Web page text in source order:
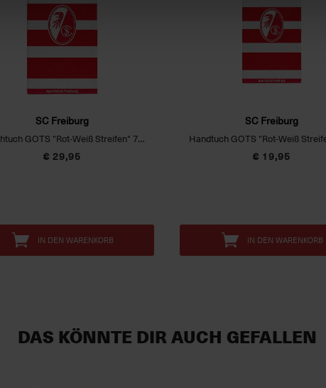
SC Freiburg
Duschtuch GOTS "Rot-Weiß Streifen" 70 x 140 cm
€ 29,95
IN DEN WARENKORB
SC Freiburg
€ 19,95
IN DEN WARENKORB
DAS KÖNNTE DIR AUCH GEFALLEN